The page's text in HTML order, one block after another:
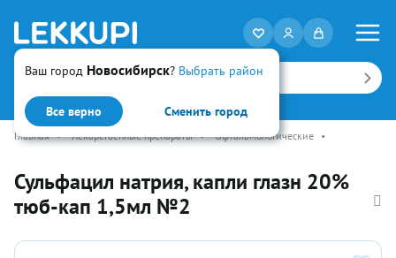
Ваш город Новосибирск? Выбрать район
Все верно Сменить город
Искать
Главная • Лекарственные препараты • Офтальмологические •
Сульфацил натрия, капли глазн 20%
тюб-кап 1,5мл №2